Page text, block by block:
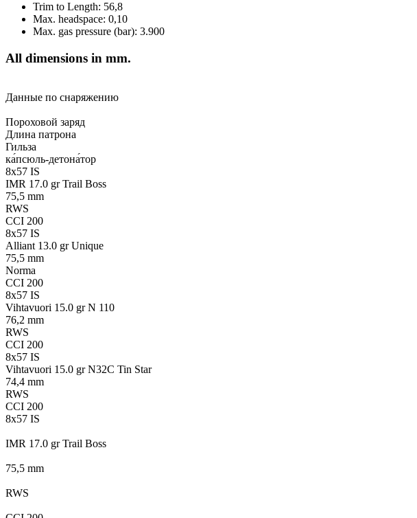
Trim to Length: 56,8
Max. headspace: 0,10
Max. gas pressure (bar): 3.900
All dimensions in mm.
Данные по снаряжению
Пороховой заряд
Длина патрона
Гильза
ка́псюль-детона́тор
8x57 IS
IMR 17.0 gr Trail Boss
75,5 mm
RWS
CCI 200
8x57 IS
Alliant 13.0 gr Unique
75,5 mm
Norma
CCI 200
8x57 IS
Vihtavuori 15.0 gr N 110
76,2 mm
RWS
CCI 200
8x57 IS
Vihtavuori 15.0 gr N32C Tin Star
74,4 mm
RWS
CCI 200
8x57 IS
IMR 17.0 gr Trail Boss
75,5 mm
RWS